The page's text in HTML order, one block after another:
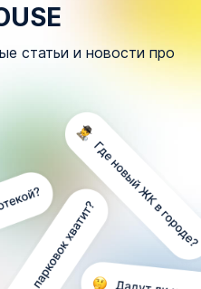
статьи и новости про